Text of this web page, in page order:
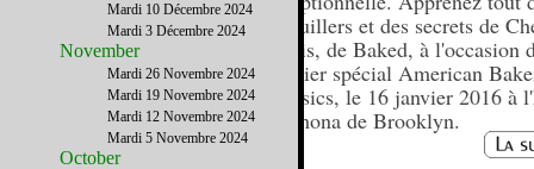
de cuillers et des secrets de
Lewis, de Baked, à l'occasion
l'atelier spécial American
Classics, le 16 janvier 2016 à
Valrhona de Brooklyn.
Mardi 10 Décembre 2024
Mardi 3 Décembre 2024
November
Mardi 26 Novembre 2024
Mardi 19 Novembre 2024
Mardi 12 Novembre 2024
Mardi 5 Novembre 2024
October